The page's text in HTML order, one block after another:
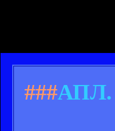
###АПЛ.